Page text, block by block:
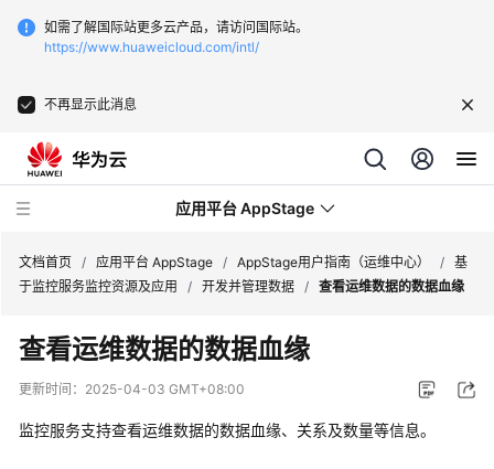
如需了解国际站更多云产品，请访问国际站。
https://www.huaweicloud.com/intl/
不再显示此消息
应用平台 AppStage
最
新
动
文档首页 / 应用平台 AppStage / AppStage用户指南（运维中心） / 基
于监控服务监控资源及应用
/ 开发并管理数据 / 查看运维数据的数据血缘
查看运维数据的数据血缘
更新时间： 2025-04-03 GMT+08:00
监控服务支持查看运维数据的数据血缘、关系及数量等信息。